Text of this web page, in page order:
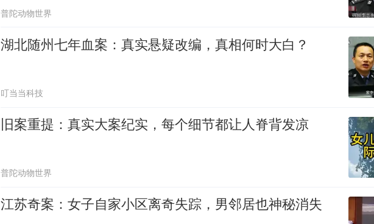
普陀动物世界
湖北随州七年血案：真实悬疑改编，真相何时大白？
叮当当科技
旧案重提：真实大案纪实，每个细节都让人脊背发凉
普陀动物世界
江苏奇案：女子自家小区离奇失踪，男邻居也神秘消失